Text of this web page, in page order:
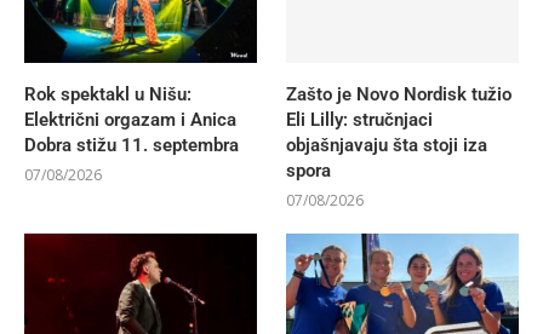
Rok spektakl u Nišu:
Električni orgazam i Anica
Dobra stižu 11. septembra
07/08/2026
Zašto je Novo Nordisk tužio
Eli Lilly: stručnjaci
objašnjavaju šta stoji iza
spora
07/08/2026